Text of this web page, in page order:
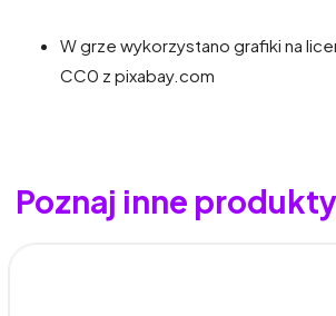
W grze wykorzystano grafiki na
CC0 z pixabay.com
Poznaj inne